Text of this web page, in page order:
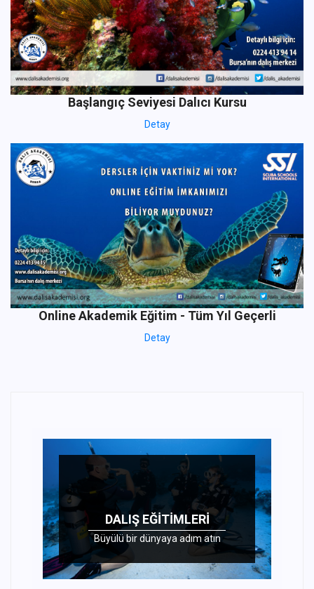
Başlangıç Seviyesi Dalıcı Kursu
Detay
Online Akademik Eğitim - Tüm Yıl Geçerli
Detay
DALIŞ EĞITIMLERI
Büyülü bir dünyaya adım atın